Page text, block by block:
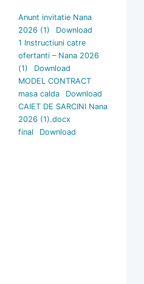
Anunt invitatie Nana
2026 (1)
Download
1 Instructiuni catre
ofertanti – Nana 2026
(1)
Download
MODEL CONTRACT
masa calda
Download
CAIET DE SARCINI Nana
2026 (1).docx
final
Download